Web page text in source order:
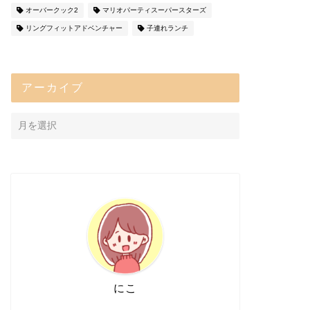
オーバークック2 マリオパーティスーパースターズ
リングフィットアドベンチャー 子連れランチ
アーカイブ
にこ